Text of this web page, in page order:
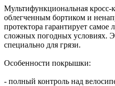
Мультифункциональная
облегченным бортиком и
протектора гарантирует
сложных погодных условиях.
специально для грязи.
Особенности покрышки:
- полный контроль над